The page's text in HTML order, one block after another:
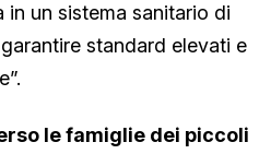
un sistema sanitario di
standard elevati e
le famiglie dei piccoli